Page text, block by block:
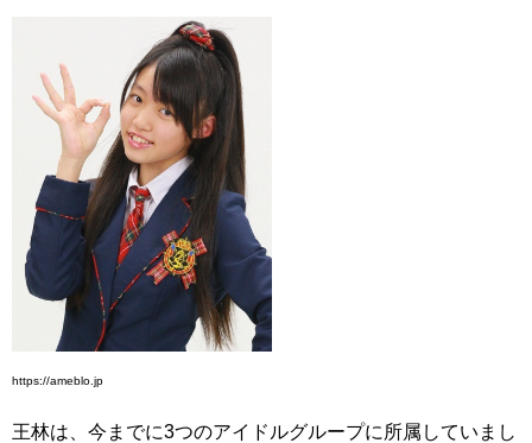
https://ameblo.jp
王林は、今までに3つのアイドルグループに所属していまし